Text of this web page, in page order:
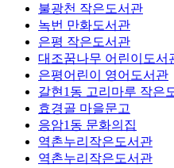
불광천 작은도서관
녹번 만화도서관
은평 작은도서관
대조꿈나무 어린이도서
은평어린이 영어도서관
갈현1동 고리마루 작은
효경골 마을문고
응암1동 문화의집
역촌누리작은도서관
역촌누리작은도서관